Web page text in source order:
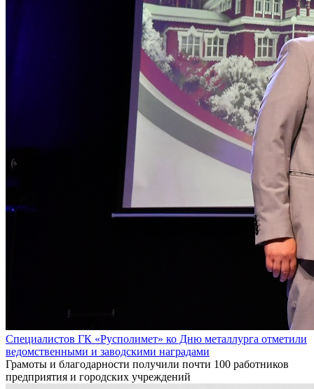
Специалистов ГК «Русполимет» ко Дню металлурга отметили
ведомственными и заводскими наградами
Грамоты и благодарности получили почти 100 работников
предприятия и городских учреждений